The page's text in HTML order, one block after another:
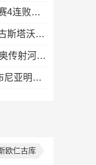
笑傲德比！西海岸2-0送海牛联赛4连败海牛仍垫底西海岸升至第二
升前三！大连英博客场1-1河南古斯塔沃破门19岁杨铭锐替补扳平
近4轮3负！泰山1-2河南纳萨里奥传射河南终结17年客场不胜泰山
补时3球！玉昆4-3新鹏城18岁布尼亚明传射侯永永乌龙卡约绝杀
欧仁古库